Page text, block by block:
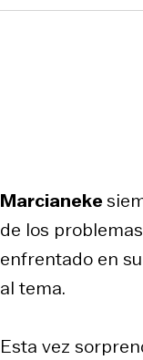
Marcianeke
de los
enfrentado en
al tema.
Esta vez